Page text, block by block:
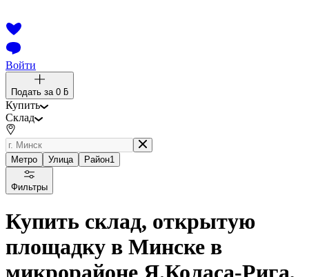
Войти
Подать за 0 ƃ
Купить
Склад
Метро Улица Район1
Фильтры
Купить склад, открытую
площадку в Минске в